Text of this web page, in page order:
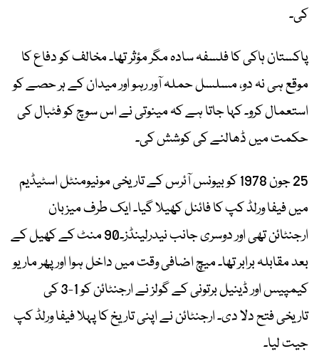
کی۔
پاکستان ہاکی کا فلسفہ سادہ مگر مؤثر تھا۔ مخالف کو دفاع کا
موقع ہی نہ دو، مسلسل حملہ آور رہو اور میدان کے ہر حصے کو
استعمال کرو۔ کہا جاتا ہے کہ مینوتی نے اس سوچ کو فٹبال کی
حکمت میں ڈھالنے کی کوشش کی۔
25 جون 1978 کو بیونس آئرس کے تاریخی مونیومنٹل اسٹیڈیم
میں فیفا ورلڈ کپ کا فائنل کھیلا گیا۔ ایک طرف میزبان
ارجنٹائن تھی اور دوسری جانب نیدرلینڈز۔90 منٹ کے کھیل کے
بعد مقابلہ برابر تھا۔ میچ اضافی وقت میں داخل ہوا اور پھر ماریو
کیمپیس اور ڈینیل برتونی کے گولز نے ارجنٹائن کو 1-3 کی
تاریخی فتح دلا دی۔ ارجنٹائن نے اپنی تاریخ کا پہلا فیفا ورلڈ کپ
جیت لیا۔